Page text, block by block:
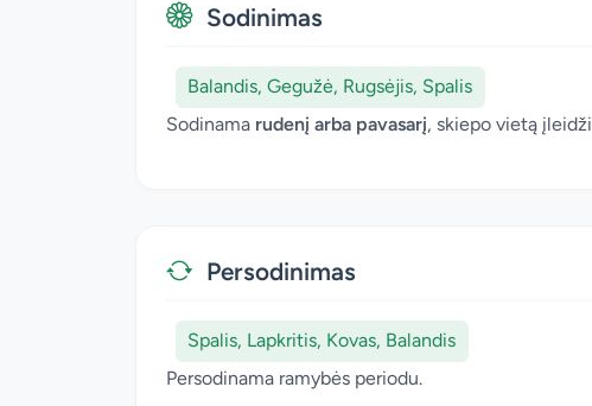
Sodinimas
Balandis, Gegužė, Rugsėjis, Spalis
Sodinama rudenį arba pavasarį, skiepo vietą
Persodinimas
Spalis, Lapkritis, Kovas, Balandis
Persodinama ramybės periodu.